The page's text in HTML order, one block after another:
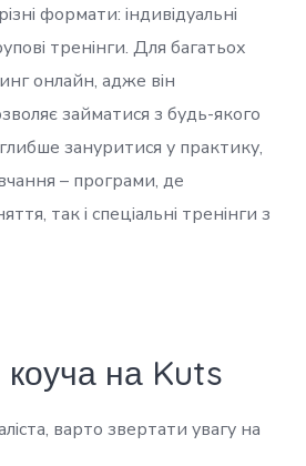
формати: індивідуальні
тренінги. Для багатьох
онлайн, адже він
займатися з будь-якого
зануритися у практику,
– програми, де
так і спеціальні тренінги з
на Kuts
варто звертати увагу на